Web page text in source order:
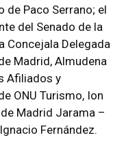
de Paco Serrano; el
del Senado de la
Concejala Delegada
Madrid, Almudena
Afiliados y
ONU Turismo, Ion
Madrid Jarama –
Fernández.